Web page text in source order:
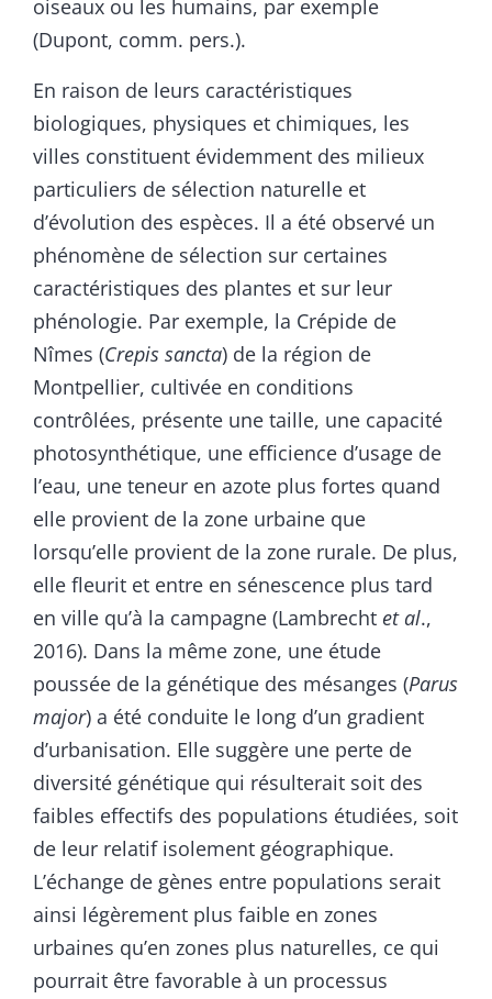
oiseaux ou les humains, par exemple
(Dupont, comm. pers.).
En raison de leurs caractéristiques
biologiques, physiques et chimiques, les
villes constituent évidemment des milieux
particuliers de sélection naturelle et
d’évolution des espèces. Il a été observé un
phénomène de sélection sur certaines
caractéristiques des plantes et sur leur
phénologie. Par exemple, la Crépide de
Nîmes (Crepis sancta) de la région de
Montpellier, cultivée en conditions
contrôlées, présente une taille, une capacité
photosynthétique, une efficience d’usage de
l’eau, une teneur en azote plus fortes quand
elle provient de la zone urbaine que
lorsqu’elle provient de la zone rurale. De plus,
elle fleurit et entre en sénescence plus tard
en ville qu’à la campagne (Lambrecht et al.,
2016). Dans la même zone, une étude
poussée de la génétique des mésanges (Parus
major) a été conduite le long d’un gradient
d’urbanisation. Elle suggère une perte de
diversité génétique qui résulterait soit des
faibles effectifs des populations étudiées, soit
de leur relatif isolement géographique.
L’échange de gènes entre populations serait
ainsi légèrement plus faible en zones
urbaines qu’en zones plus naturelles, ce qui
pourrait être favorable à un processus